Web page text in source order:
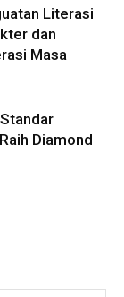
Literasi
dan
Masa
Diamond